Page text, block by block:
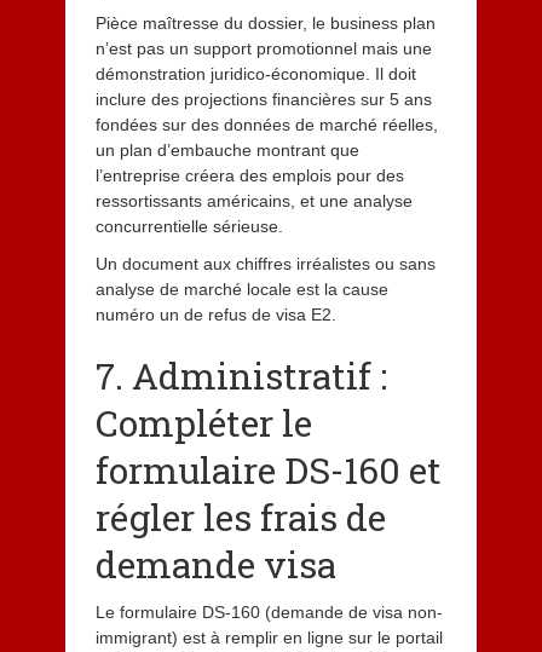
Pièce maîtresse du dossier, le business plan
n’est pas un support promotionnel mais une
démonstration juridico-économique. Il doit
inclure des projections financières sur 5 ans
fondées sur des données de marché réelles,
un plan d’embauche montrant que
l’entreprise créera des emplois pour des
ressortissants américains, et une analyse
concurrentielle sérieuse.
Un document aux chiffres irréalistes ou sans
analyse de marché locale est la cause
numéro un de refus de visa E2.
7. Administratif :
Compléter le
formulaire DS-160 et
régler les frais de
demande visa
Le formulaire DS-160 (demande de visa non-
immigrant) est à remplir en ligne sur le portail